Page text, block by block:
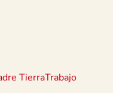
TierraTrabajo